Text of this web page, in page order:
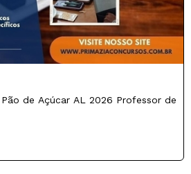
de Açúcar AL 2026 Professor de